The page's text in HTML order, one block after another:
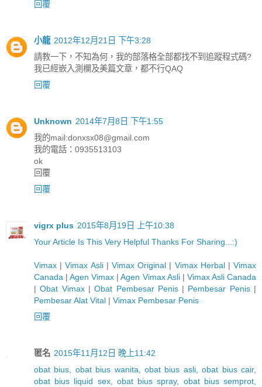
回覆
小龍 2012年12月21日 下午3:28
請教一下，不知為何，我的部落格全部都找不到追蹤程式碼?
我已經嵌入測欄及美篇文章，都不行QAQ
回覆
Unknown 2014年7月8日 下午1:55
我的mail:donxsx08@gmail.com
我的電話：0935513103
ok
回覆
回覆
vigrx plus 2015年8月19日 上午10:38
YourArticle Is This Very Helpful Thanks For Sharing :)
Vimax |Vimax Asli| Vimax Original | Vimax Herbal|Vimax
Canada |Agen Vimax |Agen Vimax Asli| Vimax Asli Canada
|Obat Vimax|Obat Pembesar Penis| Pembesar Penis|
Pembesar Alat Vital | Vimax Pembesar Penis
回覆
匿名 2015年11月12日 晚上11:42
obat bius, obat bius wanita, obat bius asli, obat bius cair,
obat bius liquid sex, obat bius spray, obat bius semprot,